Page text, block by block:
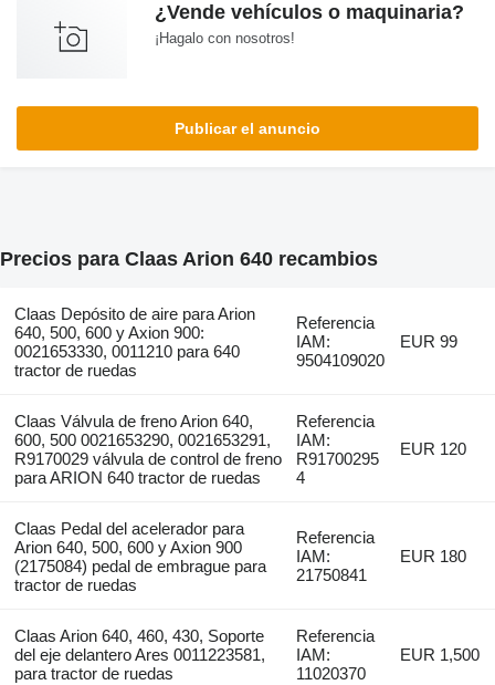
¿Vende vehículos o maquinaria?
¡Hagalo con nosotros!
Publicar el anuncio
Precios para Claas Arion 640 recambios
Claas Depósito de aire para Arion
640, 500, 600 y Axion 900:
0021653330, 0011210 para 640
tractor de ruedas
Referencia
IAM:
9504109020
EUR 99
Claas Válvula de freno Arion 640,
600, 500 0021653290, 0021653291,
R9170029 válvula de control de freno
para ARION 640 tractor de ruedas
Referencia
IAM:
R91700295
4
EUR 120
Claas Pedal del acelerador para
Arion 640, 500, 600 y Axion 900
(2175084) pedal de embrague para
tractor de ruedas
Referencia
IAM:
21750841
EUR 180
Claas Arion 640, 460, 430, Soporte
del eje delantero Ares 0011223581,
para tractor de ruedas
Referencia
IAM:
11020370
EUR 1,500